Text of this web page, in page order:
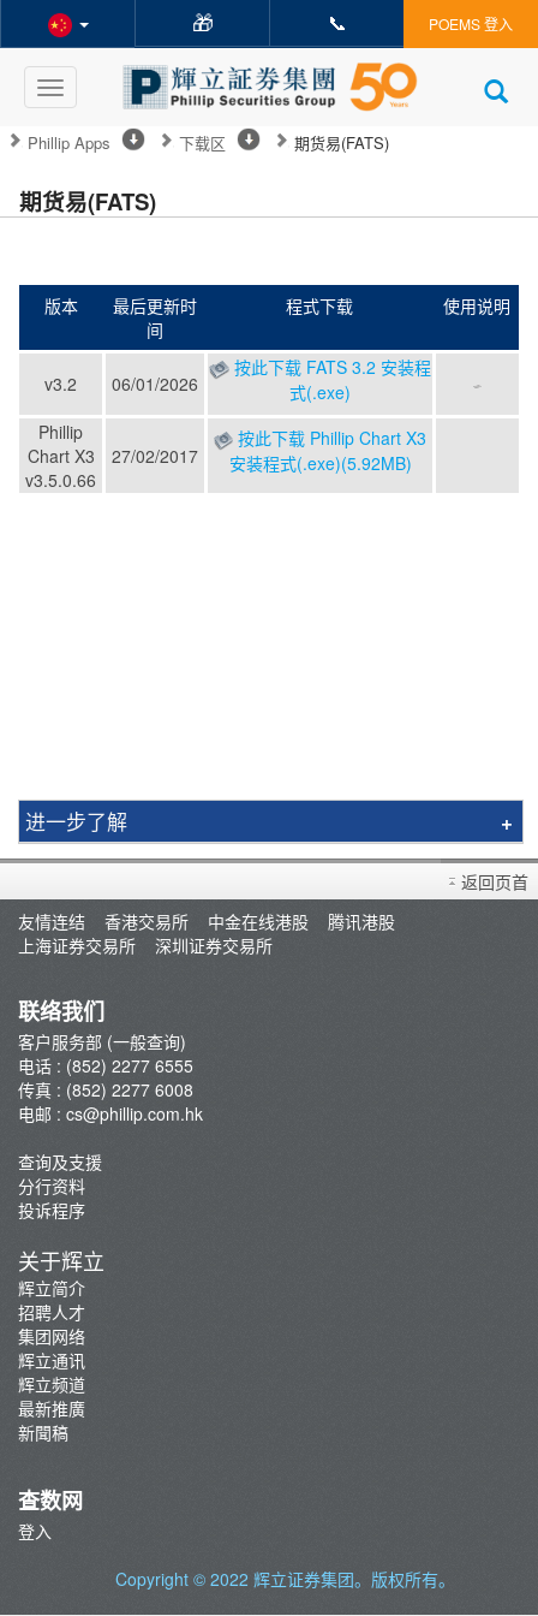
🎁 📞 POEMS 登入
Toggle
navigation
Phillip Apps 下载区 期货易(FATS)
期货易(FATS)
版本
最后更新时
间
程式下载 使用说明
v3.2 06/01/2026
按此下载 FATS 3.2 安装程
式(.exe)
Phillip
Chart X3
v3.5.0.66
27/02/2017
按此下载 Phillip Chart X3
安装程式(.exe)(5.92MB)
进一步了解
Mobile Apps
辉利市
股票易(SATS)
外期易(PATS)
外汇易(XATS)
Excel RealTime
返回页首
友情连结
香港交易所 中金在线港股
腾讯港股
上海证券交易所
深圳证券交易所
联络我们
客户服务部 (一般查询)
电话 : (852) 2277 6555
传真 : (852) 2277 6008
电邮 : cs@phillip.com.hk
查询及支援
分行资料
投诉程序
关于辉立
辉立简介
招聘人才
集团网络
辉立通讯
辉立频道
最新推廣
新聞稿
查数网
登入
Copyright © 2022 辉立证券集团。版权所有。